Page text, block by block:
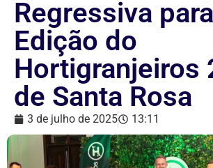
Regressiva
Edição do
Hortigranjeiros
de Santa Rosa
3 de julho de 2025 13:11